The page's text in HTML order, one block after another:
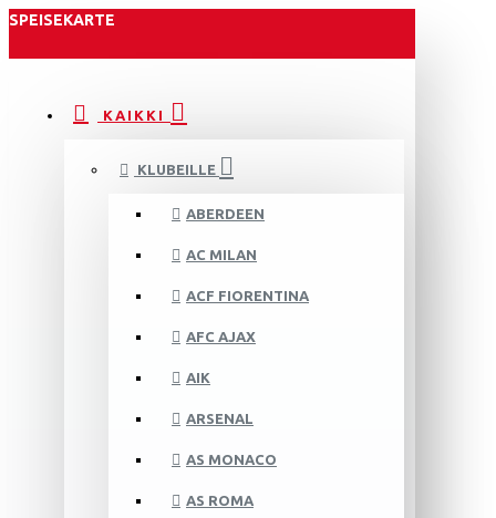
SPEISEKARTE
KAIKKI
KLUBEILLE
ABERDEEN
AC MILAN
ACF FIORENTINA
AFC AJAX
AIK
ARSENAL
AS MONACO
AS ROMA